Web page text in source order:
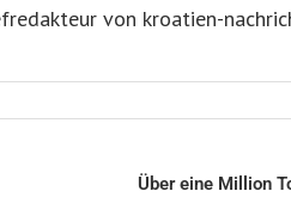
von kroatien-
Über eine Million